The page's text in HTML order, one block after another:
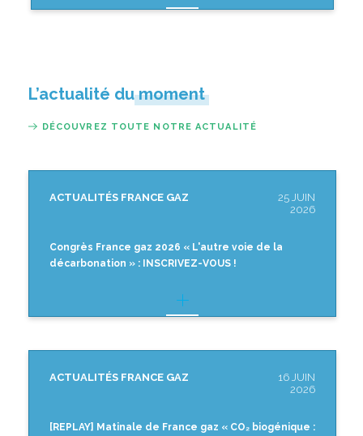
L’actualité du moment
DÉCOUVREZ TOUTE NOTRE ACTUALITÉ
ACTUALITÉS FRANCE GAZ
25 JUIN
2026
Congrès France gaz 2026 « L'autre voie de la
décarbonation » : INSCRIVEZ-VOUS !
ACTUALITÉS FRANCE GAZ
16 JUIN
2026
[REPLAY] Matinale de France gaz « CO₂ biogénique :